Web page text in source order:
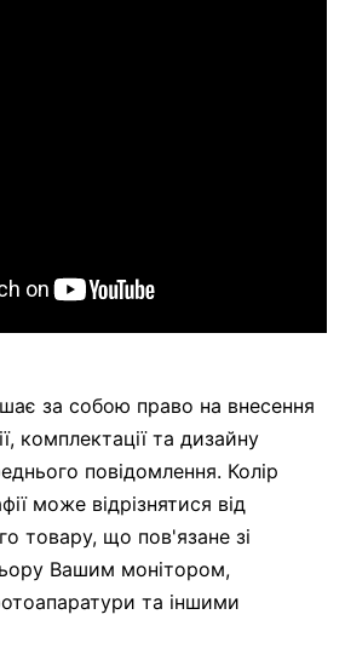
за собою право на внесення
комплектації та дизайну
повідомлення. Колір
може відрізнятися від
товару, що пов'язане зі
Вашим монітором,
та іншими